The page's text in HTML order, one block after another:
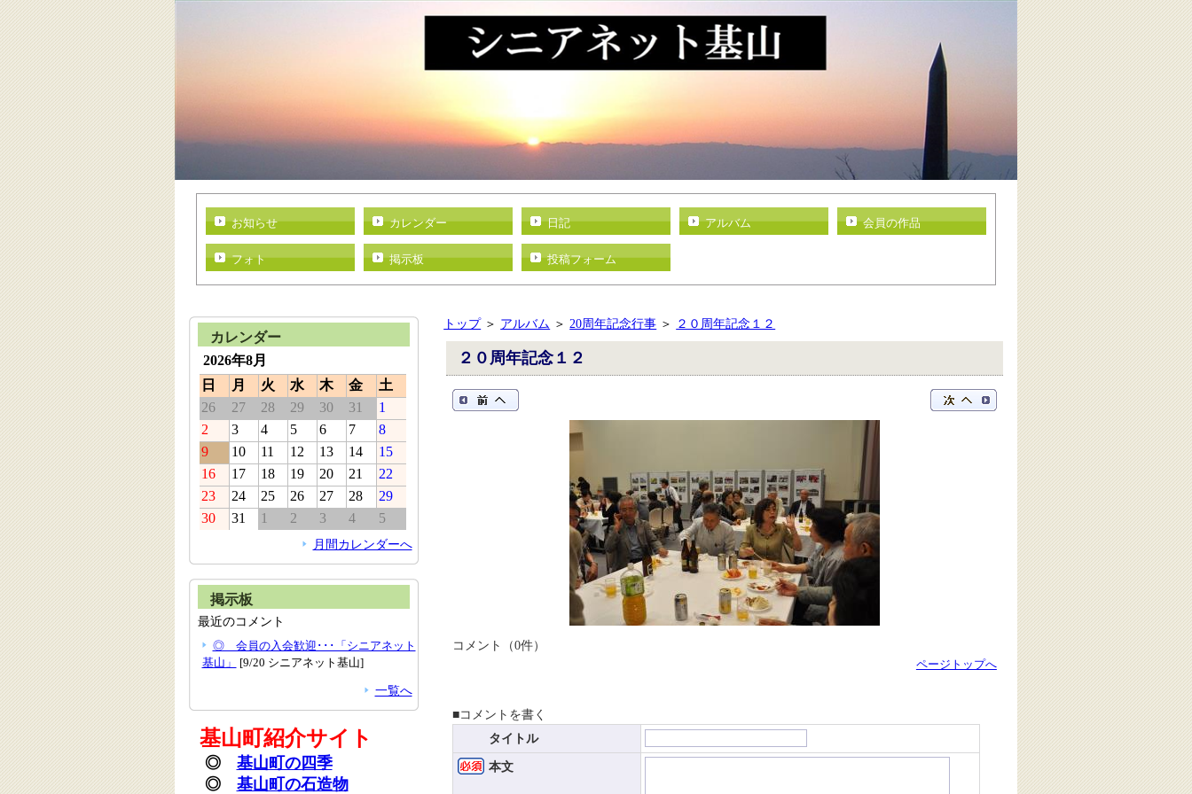
お知らせ カレンダー 日記 アルバム 会員の作品
フォト 掲示板 投稿フォーム
トップ＞ アルバム ＞ 20周年記念行事 ＞ ２０周年記念１２
２０周年記念１２
コメント（0件）
ページトップへ
■コメントを書く
タイトル
本文
カレンダー
2026年8月
日
月 火 水 木 金
土
26
27 28 29 30 31
1
2
3 4 5 6 7
8
9
10 11 12 13 14
15
16
17 18 19 20 21
22
23
24 25 26 27 28
29
30
31 1 2 3 4 5
月間カレンダーへ
掲示板
最近のコメント
◎ 会員の入会歓迎･･･「シニアネット
基山」
[9/20 シニアネット基山]
一覧へ
基山町紹介サイト
◎ 基山町の四季
◎ 基山町の石造物